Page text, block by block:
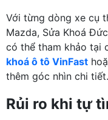
Với từng dòng xe cụ
Mazda, Sửa Khoá
có thể tham khảo tại
khoá ô tô VinFast
thêm góc nhìn chi tiết.
Rủi ro khi tự